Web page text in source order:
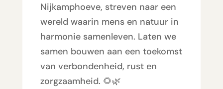
Nijkamphoeve, streven naar een
wereld waarin mens en natuur in
harmonie samenleven. Laten we
samen bouwen aan een toekomst
van verbondenheid, rust en
zorgzaamheid. 🌻🌿